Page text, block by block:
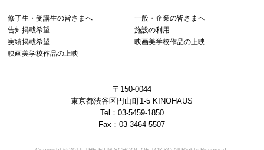
修了生・受講生の皆さまへ
告知掲載希望
実績掲載希望
映画美学校作品の上映
一般・企業の皆さまへ
施設の利用
映画美学校作品の上映
〒150-0044
東京都渋谷区円山町1-5 KINOHAUS
Tel：03-5459-1850
Fax：03-3464-5507